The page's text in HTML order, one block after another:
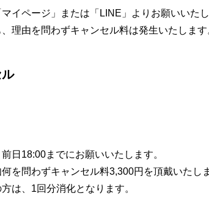
イページ」または「LINE」よりお願いいたし
理由を問わずキャンセル料は発⽣いたします
⽇18:00までにお願いいたします。
を問わずキャンセル料3,300円を頂戴いたし
は、1回分消化となります。